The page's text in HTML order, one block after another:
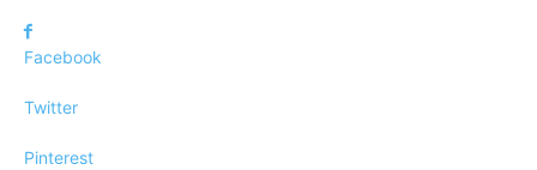
Facebook
Twitter
Pinterest